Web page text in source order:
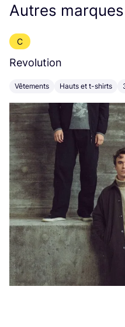
Autres marques
C
Revolution
Vêtements Hauts et t-shirts